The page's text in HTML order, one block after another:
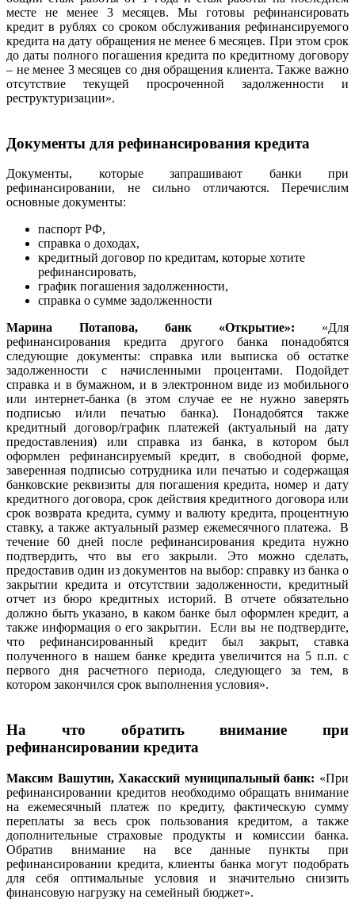
месте не менее 3 месяцев. Мы готовы рефинансировать
кредит в рублях со сроком обслуживания рефинансируемого
кредита на дату обращения не менее 6 месяцев. При этом срок
до даты полного погашения кредита по кредитному договору
– не менее 3 месяцев со дня обращения клиента. Также важно
отсутствие текущей просроченной задолженности и
реструктуризации».
Документы для рефинансирования кредита
Документы, которые запрашивают банки при
рефинансировании, не сильно отличаются. Перечислим
основные документы:
паспорт РФ,
справка о доходах,
кредитный договор по кредитам, которые хотите
рефинансировать,
график погашения задолженности,
справка о сумме задолженности
Марина Потапова, банк «Открытие»: «Для
рефинансирования кредита другого банка понадобятся
следующие документы: справка или выписка об остатке
задолженности с начисленными процентами. Подойдет
справка и в бумажном, и в электронном виде из мобильного
или интернет-банка (в этом случае ее не нужно заверять
подписью и/или печатью банка). Понадобятся также
кредитный договор/график платежей (актуальный на дату
предоставления) или справка из банка, в котором был
оформлен рефинансируемый кредит, в свободной форме,
заверенная подписью сотрудника или печатью и содержащая
банковские реквизиты для погашения кредита, номер и дату
кредитного договора, срок действия кредитного договора или
срок возврата кредита, сумму и валюту кредита, процентную
ставку, а также актуальный размер ежемесячного платежа. В
течение 60 дней после рефинансирования кредита нужно
подтвердить, что вы его закрыли. Это можно сделать,
предоставив один из документов на выбор: справку из банка о
закрытии кредита и отсутствии задолженности, кредитный
отчет из бюро кредитных историй. В отчете обязательно
должно быть указано, в каком банке был оформлен кредит, а
также информация о его закрытии. Если вы не подтвердите,
что рефинансированный кредит был закрыт, ставка
полученного в нашем банке кредита увеличится на 5 п.п. с
первого дня расчетного периода, следующего за тем, в
котором закончился срок выполнения условия».
На что обратить внимание при
рефинансировании кредита
Максим Вашутин, Хакасский муниципальный банк: «При
рефинансировании кредитов необходимо обращать внимание
на ежемесячный платеж по кредиту, фактическую сумму
переплаты за весь срок пользования кредитом, а также
дополнительные страховые продукты и комиссии банка.
Обратив внимание на все данные пункты при
рефинансировании кредита, клиенты банка могут подобрать
для себя оптимальные условия и значительно снизить
финансовую нагрузку на семейный бюджет».